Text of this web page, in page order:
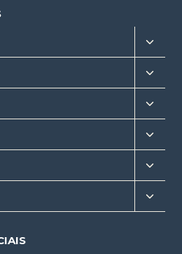
menu
filho
menu
filho
menu
filho
menu
filho
menu
filho
menu